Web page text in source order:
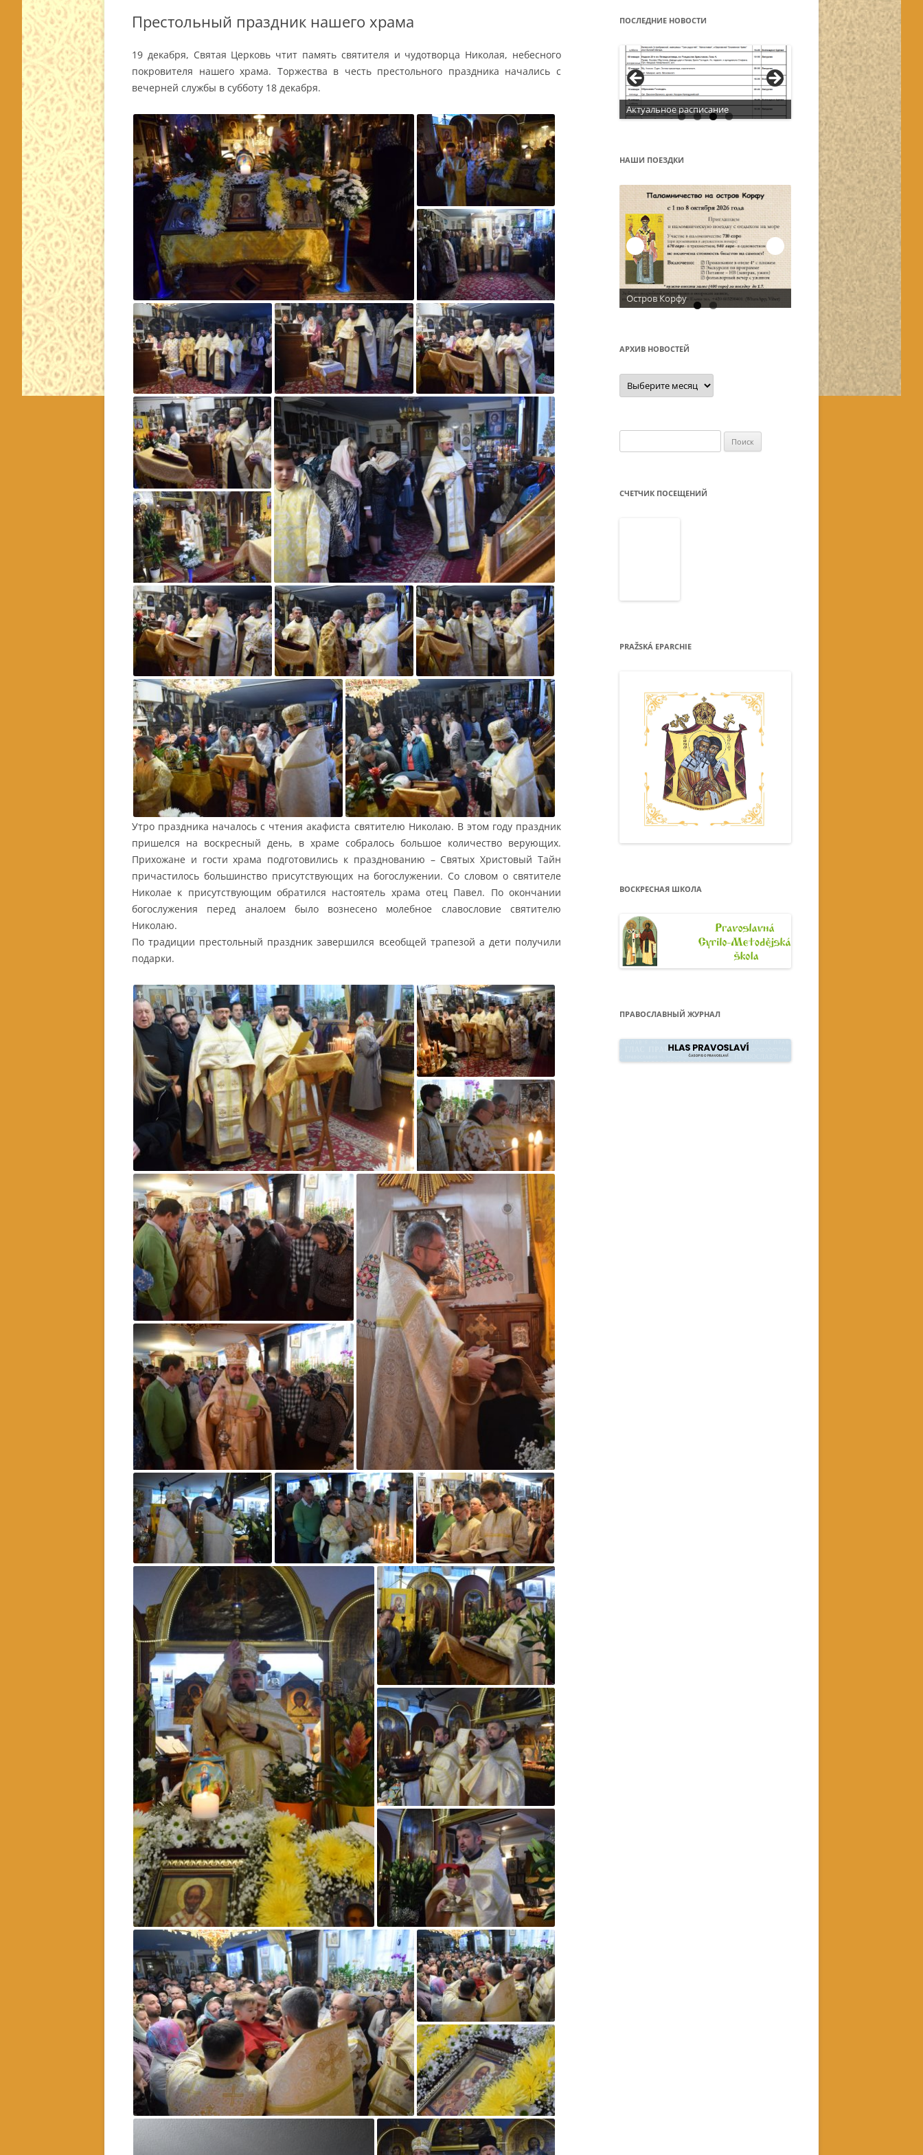
Престольный праздник нашего храма
19 декабря, Святая Церковь чтит память святителя и чудотворца Николая, небесного
покровителя нашего храма. Торжества в честь престольного праздника начались с
вечерней службы в субботу 18 декабря.
Утро праздника началось с чтения акафиста святителю Николаю. В этом году праздник
пришелся на воскресный день, в храме собралось большое количество верующих.
Прихожане и гости храма подготовились к празднованию – Святых Христовый Тайн
причастилось большинство присутствующих на богослужении. Со словом о святителе
Николае к присутствующим обратился настоятель храма отец Павел. По окончании
богослужения перед аналоем было вознесено молебное славословие святителю
Николаю.
По традиции престольный праздник завершился всеобщей трапезой а дети получили
подарки.
ПОСЛЕДНИЕ НОВОСТИ
Актуальное расписание
НАШИ ПОЕЗДКИ
Остров Корфу
АРХИВ НОВОСТЕЙ
Архив
новостей
СЧЕТЧИК ПОСЕЩЕНИЙ
PRAŽSKÁ EPARCHIE
ВОСКРЕСНАЯ ШКОЛА
ПРАВОСЛАВНЫЙ ЖУРНАЛ